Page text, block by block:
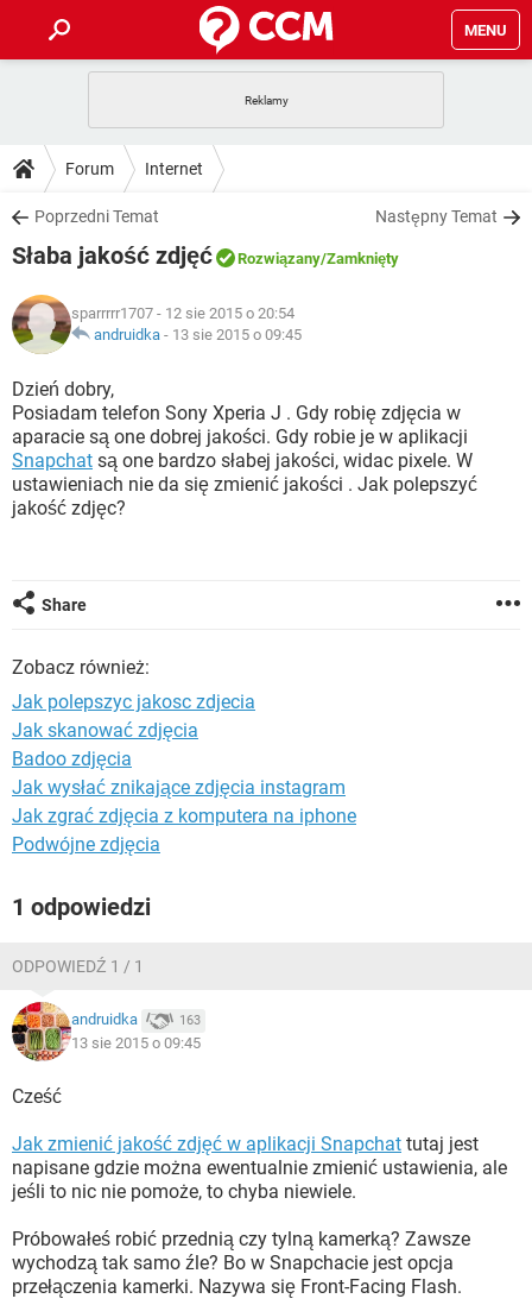
MENU
GRY
SPOTIFY
INSTAGRAM FACEBOOK
WINDOWS 10
PORADY
PlayStation
INSTAGRAM FACEBOOK
WINDOWS 10
DO POBRANIA
ANDROID TIKTOK
GRY
IOS NETFLIX
INSTAGRAM
WINDOWS 10
COVID-19 TIKTOK
GRY
SPOTIFY
INSTAGRAM FACEBOOK
WINDOWS 10
ARTYKUŁY
COVID-19
GRY WHATSAPP
SPOTIFY NETFLIX
INSTAGRAM FACEBOOK
Forum Internet
Poprzedni Temat Następny Temat
Słaba jakość zdjęć Rozwiązany/Zamknięty
sparrrrr1707 - 12 sie 2015 o 20:54
andruidka - 13 sie 2015 o 09:45
Dzień dobry,
Posiadam telefon Sony Xperia J . Gdy robię zdjęcia w
aparacie są one dobrej jakości. Gdy robie je w aplikacji
Snapchat są one bardzo słabej jakości, widac pixele. W
ustawieniach nie da się zmienić jakości . Jak polepszyć
jakość zdjęc?
Share
Zobacz również:
Jak polepszyc jakosc zdjecia
Jak skanować zdjęcia
Badoo zdjęcia
Jak wysłać znikające zdjęcia instagram
Jak zgrać zdjęcia z komputera na iphone
Podwójne zdjęcia
1 odpowiedzi
ODPOWIEDŹ 1 / 1
andruidka 163
13 sie 2015 o 09:45
Cześć
Jak zmienić jakość zdjęć w aplikacji Snapchat tutaj jest
napisane gdzie można ewentualnie zmienić ustawienia, ale
jeśli to nic nie pomoże, to chyba niewiele.
Próbowałeś robić przednią czy tylną kamerką? Zawsze
wychodzą tak samo źle? Bo w Snapchacie jest opcja
przełączenia kamerki. Nazywa się Front-Facing Flash.